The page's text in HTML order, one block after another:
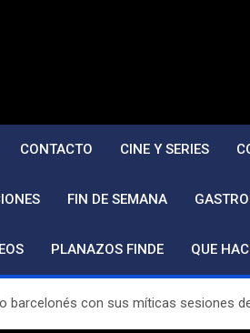
CONTACTO CINE Y SERIES
FIN DE SEMANA
PLANAZOS FINDE QUE
barcelonés con sus míticas sesiones